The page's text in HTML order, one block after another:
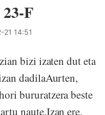
F
14:51
bizi izaten dut eta
dadilaAurten,
bururatzera beste
naute.Izan ere,